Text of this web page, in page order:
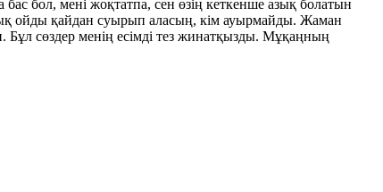
бол, мені жоқтатпа, сен өзің кеткенше азық болатын
ойды қайдан суырып аласың, кім ауырмайды. Жаман
Бұл сөздер менің есімді тез жинатқызды. Мұқаңның